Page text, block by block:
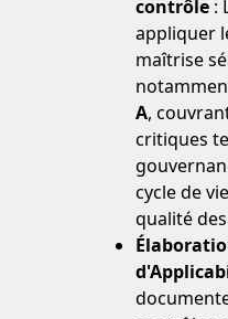
contrôle :
appliquer
maîtrise
A,
critiques
cycle de
qualité